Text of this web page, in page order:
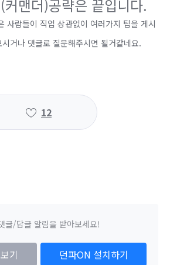
맨더)공략은 끝입니다.
사람들이 직업 상관없이 여러가지 팁을 게시
거나 댓글로 질문해주시면 될거같네요.
12
글/답글 알림을 받아보세요!
기 던파ON 설치하기